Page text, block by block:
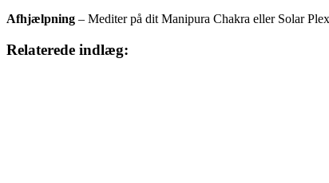
Afhjælpning – Mediter på dit Manipura Chakra eller Solar
Relaterede indlæg: